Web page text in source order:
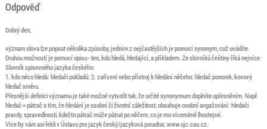
Odpověď
Dobrý den,
význam slova lze popsat několika způsoby, jedním z nejčastějších je pomocí synonym, což uvádíte.
Druhou možností je pomocí opisu - ten, kdo hledá, hledající, a příkladem. Ze slovníků češtiny říká nejvíce
Slovník spisovného jazyka českého:
1. kdo něco hledá: hledači pokladů; 2. zařízení nebo přístroj k hledání něčeho: hledač ponorek, kovový
hledač směru.
Přesnější definici významu je také možné vytvořit tak, že určité synonymum doplníte upřesněním. Např.
hledač = pátrač s tím, že hledání je osobní či životní záležitost, obsahuje osobní angažování: hledači
pravdy, spravedlnosti, kdežto pátrač může pátrat po něčem, co je mu víceméně lhostejné.
Více by vám asi řekli v Ústavu pro jazyk český/jazyková poradna: www.ujc.cas.cz.